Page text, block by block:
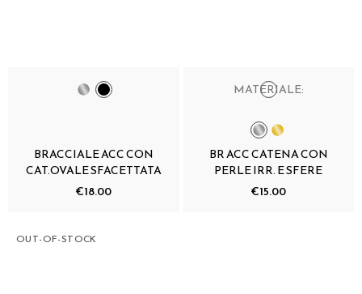
BRACCIALE ACC CON
CAT.OVALE SFACETTATA
€18.00
MATERIALE:
BR ACC CATENA CON
PERLE IRR. E SFERE
€15.00
OUT-OF-STOCK